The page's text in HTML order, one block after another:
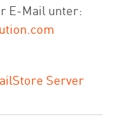
E-Mail unter:
Server